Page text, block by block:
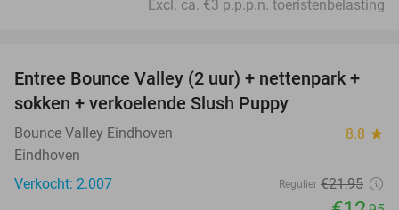
Excl. ca. €3 p.p.p.n. toeristenbelasting
41%
Entree Bounce Valley (2 uur) + nettenpark +
sokken + verkoelende Slush Puppy
Bounce Valley Eindhoven 8.8 star
Eindhoven
Verkocht: 2.007
Regulier €21,95